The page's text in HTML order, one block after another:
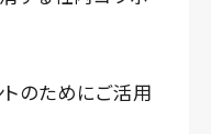
のためにご活用